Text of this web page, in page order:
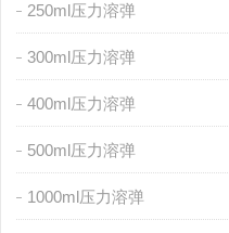
250ml压力溶弹
300ml压力溶弹
400ml压力溶弹
500ml压力溶弹
1000ml压力溶弹